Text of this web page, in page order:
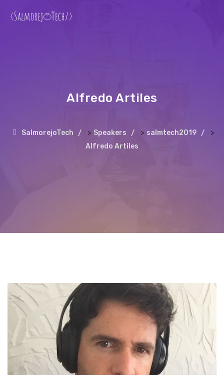
Alfredo Artiles
SalmorejoTech > Speakers > salmtech2019 >
Alfredo Artiles